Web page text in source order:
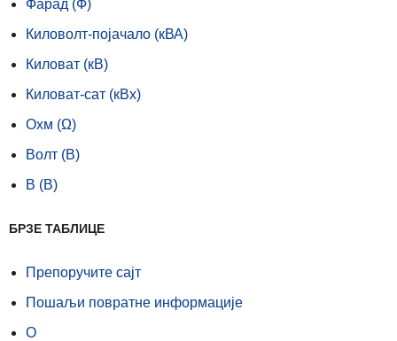
Фарад (Ф)
Киловолт-појачало (кВА)
Киловат (кВ)
Киловат-сат (кВх)
Охм (Ω)
Волт (В)
В (В)
БРЗЕ ТАБЛИЦЕ
Препоручите сајт
Пошаљи повратне информације
О